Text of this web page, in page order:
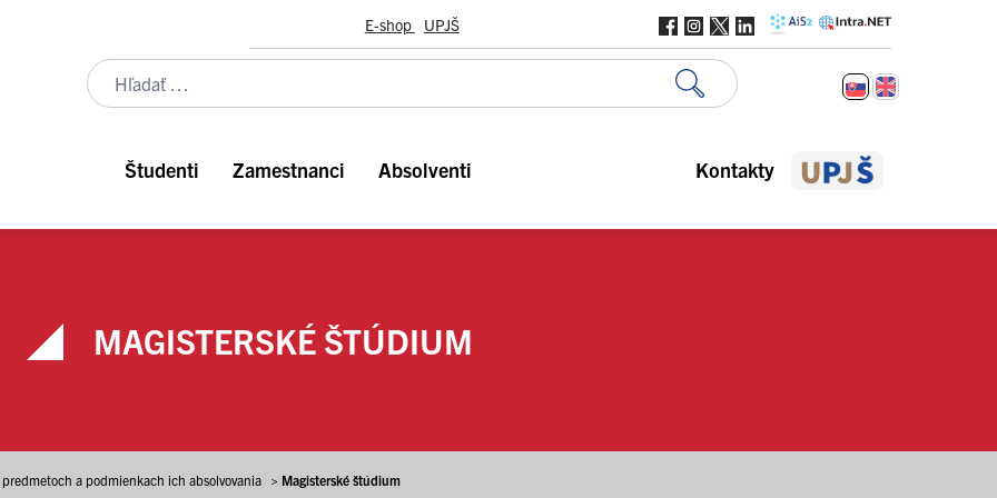
E-shop UPJŠ
Študenti Zamestnanci Absolventi Kontakty
MAGISTERSKÉ ŠTÚDIUM
a podmienkach ich absolvovania > Magisterské štúdium